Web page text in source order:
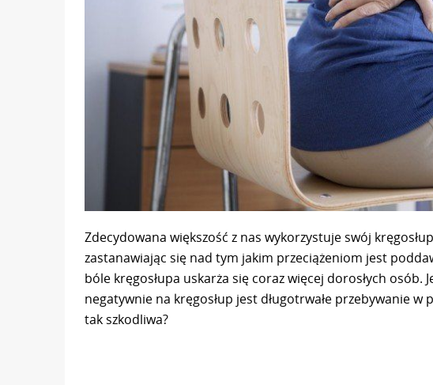
Zdecydowana większość z nas wykorzystuje swój
zastanawiając się nad tym jakim przeciążeniom jest
bóle kręgosłupa uskarża się coraz więcej dorosłych osób.
negatywnie na kręgosłup jest długotrwałe przebywanie w
tak szkodliwa?